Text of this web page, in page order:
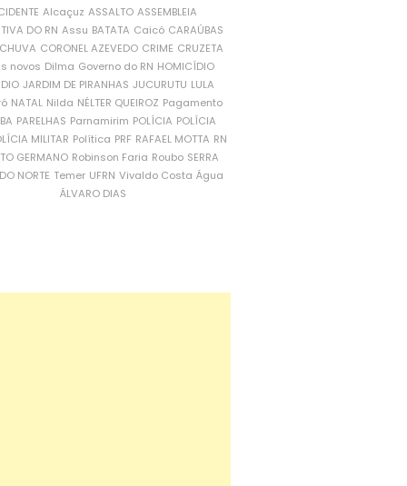
Alcaçuz ASSALTO ASSEMBLEIA
DO RN Assu BATATA Caicó CARAÚBAS
CORONEL AZEVEDO CRIME CRUZETA
novos Dilma Governo do RN HOMICÍDIO
JARDIM DE PIRANHAS JUCURUTU LULA
NATAL Nilda NÉLTER QUEIROZ Pagamento
PARELHAS Parnamirim POLÍCIA POLÍCIA
MILITAR Política PRF RAFAEL MOTTA RN
GERMANO Robinson Faria Roubo SERRA
NORTE Temer UFRN Vivaldo Costa Água
ÁLVARO DIAS